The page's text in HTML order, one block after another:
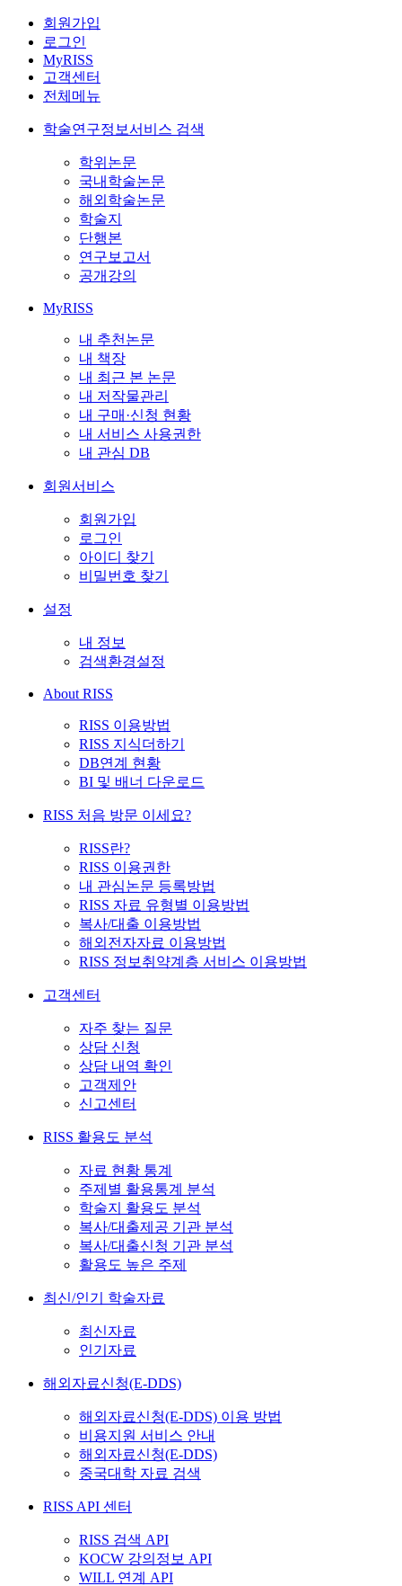
회원가입
로그인
MyRISS
고객센터
전체메뉴
학술연구정보서비스 검색
학위논문
국내학술논문
해외학술논문
학술지
단행본
연구보고서
공개강의
MyRISS
내 추천논문
내 책장
내 최근 본 논문
내 저작물관리
내 구매·신청 현황
내 서비스 사용권한
내 관심 DB
회원서비스
회원가입
로그인
아이디 찾기
비밀번호 찾기
설정
내 정보
검색환경설정
About RISS
RISS 이용방법
RISS 지식더하기
DB연계 현황
BI 및 배너 다운로드
RISS 처음 방문 이세요?
RISS란?
RISS 이용권한
내 관심논문 등록방법
RISS 자료 유형별 이용방법
복사/대출 이용방법
해외전자자료 이용방법
RISS 정보취약계층 서비스 이용방법
고객센터
자주 찾는 질문
상담 신청
상담 내역 확인
고객제안
신고센터
RISS 활용도 분석
자료 현황 통계
주제별 활용통계 분석
학술지 활용도 분석
복사/대출제공 기관 분석
복사/대출신청 기관 분석
활용도 높은 주제
최신/인기 학술자료
최신자료
인기자료
해외자료신청(E-DDS)
해외자료신청(E-DDS) 이용 방법
비용지원 서비스 안내
해외자료신청(E-DDS)
중국대학 자료 검색
RISS API 센터
RISS 검색 API
KOCW 강의정보 API
WILL 연계 API